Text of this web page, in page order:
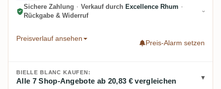
Sichere Zahlung · Verkauf durch Excellence Rhum ·
Rückgabe & Widerruf
Preisverlauf ansehen
Preis-Alarm setzen
BIELLE BLANC KAUFEN:
Alle 7 Shop-Angebote ab 20,83 € vergleichen